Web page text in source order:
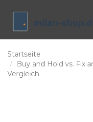
Startseite
Buy and Hold vs. Fix
Vergleich